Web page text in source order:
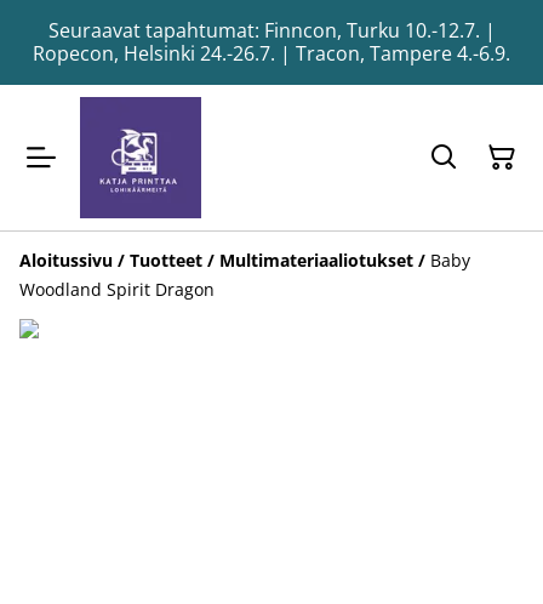
Seuraavat tapahtumat: Finncon, Turku 10.-12.7. |
Ropecon, Helsinki 24.-26.7. | Tracon, Tampere 4.-6.9.
Aloitussivu / Tuotteet / Multimateriaaliotukset / Baby
Woodland Spirit Dragon